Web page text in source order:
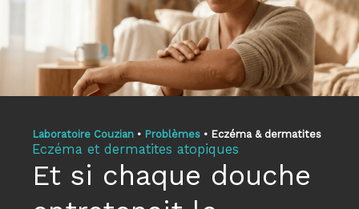
Laboratoire Couzian • Problèmes • Eczéma & dermatites
Eczéma et dermatites atopiques
Et si chaque douche